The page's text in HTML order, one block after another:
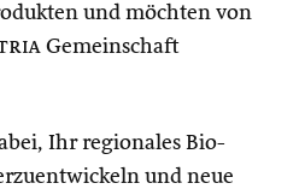
und möchten von
Gemeinschaft
Ihr regionales Bio-
und neue